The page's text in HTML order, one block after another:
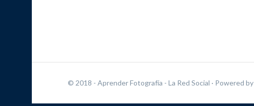
© 2018 - Aprender Fotografía - La Red Social · Powered by